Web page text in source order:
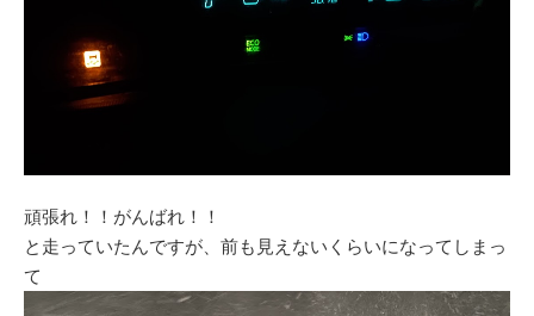
頑張れ！！がんばれ！！
と走っていたんですが、前も見えないくらいになってしまっ
て